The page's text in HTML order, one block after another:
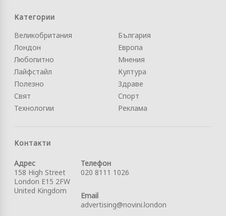
Категории
Великобритания
Лондон
Любопитно
Лайфстайл
Полезно
Свят
Технологии
България
Европа
Мнения
Култура
Здраве
Спорт
Реклама
Контакти
Адрес
158 High Street
London E15 2FW
United Kingdom
Телефон
020 8111 1026
Email
advertising@novini.london